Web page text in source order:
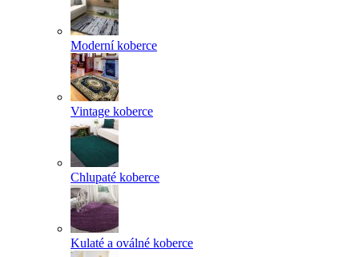
Moderní koberce
Vintage koberce
Chlupaté koberce
Kulaté a oválné koberce